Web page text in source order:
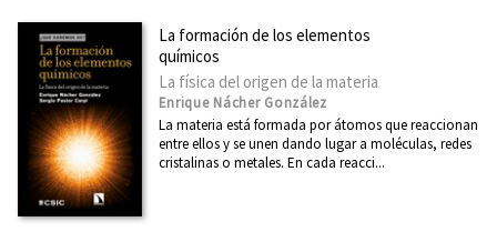
La formación de los elementos
químicos
La física del origen de la materia
Enrique Nácher González
La materia está formada por átomos que reaccionan
entre ellos y se unen dando lugar a moléculas, redes
cristalinas o metales. En cada reacci...